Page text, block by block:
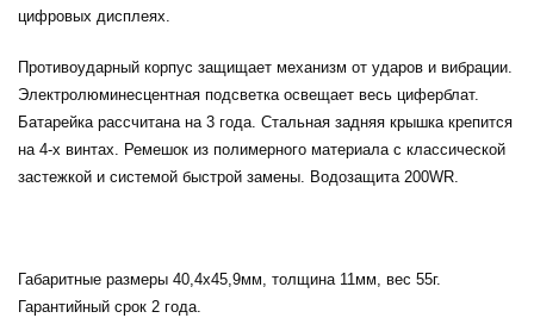
цифровых дисплеях.
Противоударный корпус защищает механизм от ударов и вибрации.
Электролюминесцентная подсветка освещает весь циферблат.
Батарейка рассчитана на 3 года. Стальная задняя крышка крепится
на 4-х винтах. Ремешок из полимерного материала с классической
застежкой и системой быстрой замены. Водозащита 200WR.
Габаритные размеры 40,4х45,9мм, толщина 11мм, вес 55г.
Гарантийный срок 2 года.